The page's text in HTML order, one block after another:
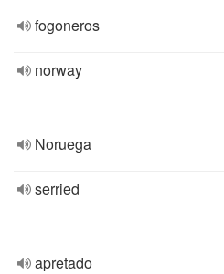
fogoneros
norway
Noruega
serried
apretado